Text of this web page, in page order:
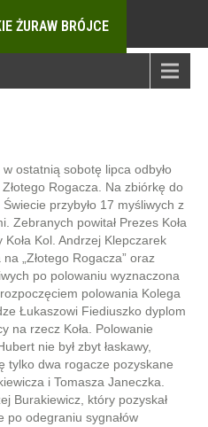
ŻURAW BRÓJCE
ostatnią sobotę lipca odbyło
Rogacza. Na zbiórkę do
przybyło 17 myśliwych z
Zebranych powitał Prezes Koła
Kol. Andrzej Klepczarek
„Złotego Rogacza” oraz
po polowaniu wyznaczona
polowania Kolega
Łukaszowi Fiediuszko dyplom
na rzecz Koła. Polowanie
nie był zbyt łaskawy,
tylko dwa rogacze pozyskane
i Tomasza Janeczka.
Burakiewicz, który pozyskał
po odegraniu sygnałów